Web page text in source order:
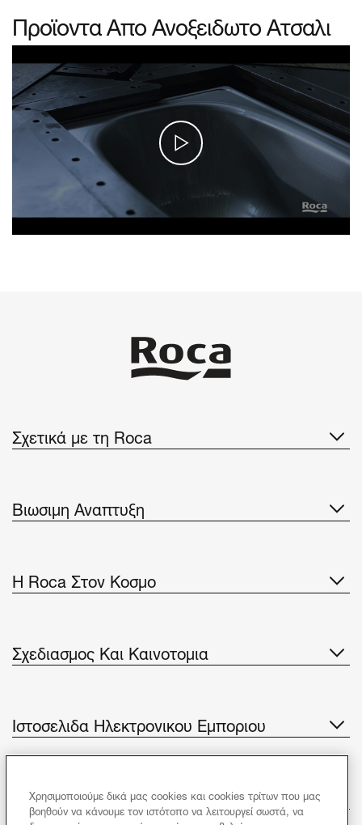
Προϊοντα Απο Ανοξειδωτο Ατσαλι
Σχετικά με τη Roca
Βιωσιμη Αναπτυξη
H Roca Στον Κοσμο
Σχεδιασμος Και Καινοτομια
Ιστοσελιδα Ηλεκτρονικου Εμποριου
Νεα
Χρησιμοποιούμε δικά μας cookies και cookies τρίτων που μας
βοηθούν να κάνουμε τον ιστότοπο να λειτουργεί σωστά, να